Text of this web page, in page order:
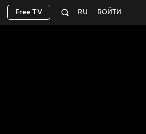
ВОЙТИ
RU
Free TV